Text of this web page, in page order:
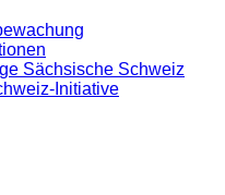
Sächsische Schweiz
Initiative